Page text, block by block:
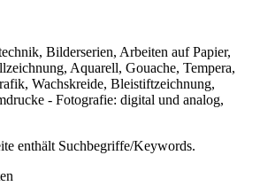
Bilderserien, Arbeiten auf Papier,
Aquarell, Gouache, Tempera,
Wachskreide, Bleistiftzeichnung,
- Fotografie: digital und analog,
enthält Suchbegriffe/Keywords.